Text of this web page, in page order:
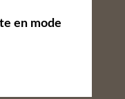
en mode